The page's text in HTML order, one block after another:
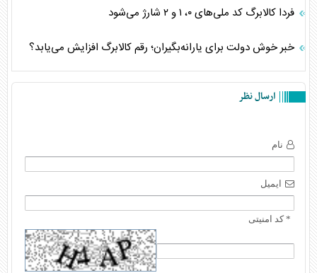
فردا کالابرگ کد ملی‌های ۰، ۱ و ۲ شارژ می‌شود
خبر خوش دولت برای یارانه‌بگیران؛ رقم کالابرگ افزایش می‌یابد؟
ارسال نظر
نام
ایمیل
* کد امنیتی